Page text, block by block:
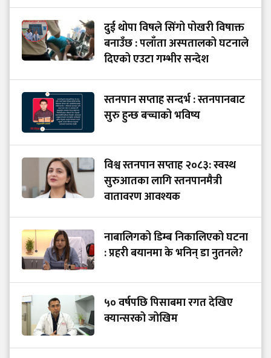
दुई थोपा विषले सिंगो पोखरी विषाक्त
बनाउँछ : पलाँता अस्पतालको घटनाले
दिएको एउटा गम्भीर सन्देश
स्तनपान सप्ताह सन्दर्भ : स्तनपानबाट
सुरु हुन्छ बच्चाको भविष्य
विश्व स्तनपान सप्ताह २०८३: स्वस्थ
सुरुआतका लागि स्तनपानमैत्री
वातावरण आवश्यक
नाबालिगको डिम्ब निकालिएको घटना
: प्रहरी बयानमा के भनिन् डा नुतनले?
५० वर्षपछि पिसाबमा रगत देखिए
क्यान्सरको जोखिम